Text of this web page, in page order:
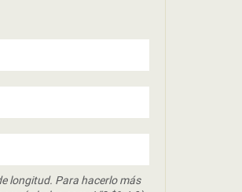
longitud. Para hacerlo más